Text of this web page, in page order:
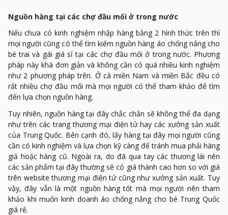
Nguồn hàng tại các chợ đầu mối ở trong nước
Nếu chưa có kinh nghiệm nhập hàng bằng 2 hình thức trên thì
mọi người cũng có thể tìm kiếm nguồn hàng áo chống nắng cho
bé trai và gái giá sỉ tại các chợ đầu mối ở trong nước. Phương
pháp này khá đơn giản và không cần có quá nhiều kinh nghiệm
như 2 phương pháp trên. Ở cà miền Nam và miền Bắc đều có
rất nhiều chợ đầu mối mà mọi người có thể tham khảo để tìm
đến lựa chọn nguồn hàng.
Tuy nhiên, nguồn hàng tại đây chắc chắn sẽ không thể đa dạng
như trên các trang thương mại điện tử hay các xưởng sản xuất
của Trung Quốc. Bên cạnh đó, lấy hàng tại đây mọi người cũng
cần có kinh nghiệm và lựa chọn kỹ càng để tránh mua phải hàng
giả hoặc hàng cũ. Ngoài ra, do đã qua tay các thương lái nên
các sản phẩm tại đây thường sẽ có giá thành cao hơn so với giá
trên website thương mại điện tử cũng như xưởng sản xuất. Tuy
vậy, đây vẫn là một nguồn hàng tốt mà mọi người nên tham
khảo khi muốn kinh doanh áo chống nắng cho bé Trung Quốc
giá rẻ.